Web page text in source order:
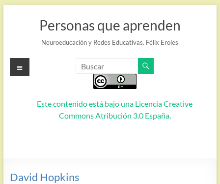
Personas que aprenden
Neuroeducación y Redes Educativas. Félix Eroles
Este contenido está bajo una Licencia Creative
Commons Atribución 3.0 España.
Menú
David Hopkins